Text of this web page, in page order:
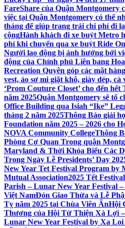
FareShare của Quận Montgomery
việc tại Quận Montgomery có thể
tháng để giúp trang trải chi phí đi
cộngHành khách đi xe buýt Metro
phí khi chuyển qua xe buýt Ride
Người lao động bị ảnh hưởng bởi
động của Chính phủ Liên bang
Recreation Quyên góp các mặt
vest, áo sơ mi giặt khô, giày dép,
‘Prom Couture Closet’ cho đến
năm 2025Quận Montgomery sẽ tổ
Office Building qua Isiah “Ike”
tháng 2 năm 2025Thông Báo giải
Foundation năm 2025 – 2026 cho
NOVA Community CollegeThông
Phòng Cơ Quan Trong quận
Maryland & Thời Khóa Biểu Các
Trong Ngày Lễ Presidents’ Day
New Year Tet Festival Program by
Mutual Association2025 Tết
Parish – Lunar New Year Festival
Việt NamĐón Giao Thừa và Lễ
Tỵ năm 2025 tại Chùa Viên ÂnHội
Thương của Hội Từ Thiện Xá Lợi –
Lunar New Year Festival by Xa